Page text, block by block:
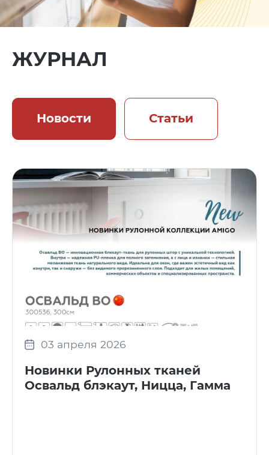
ЖУРНАЛ
Новости Статьи
03 апреля 2026
Новинки Рулонных тканей
Освальд блэкаут, Ницца, Гамма